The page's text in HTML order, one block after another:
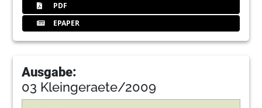
PDF
EPAPER
Ausgabe:
03 Kleingeraete/2009